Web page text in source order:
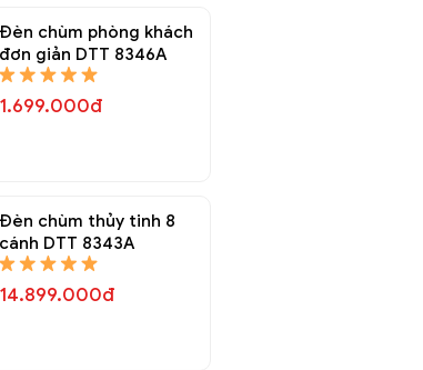
Đèn chùm phòng khách
đơn giản DTT 8346A
1.699.000đ
Đèn chùm thủy tinh 8
cánh DTT 8343A
14.899.000đ